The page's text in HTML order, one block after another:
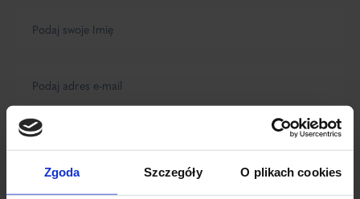
Zgoda Szczegóły O plikach cookies